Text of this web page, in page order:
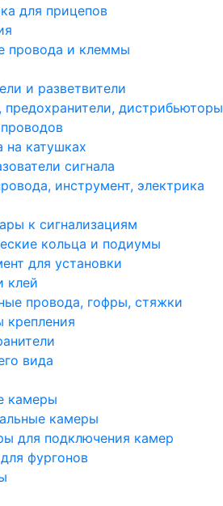
для прицепов
провода и клеммы
и разветвители
дистрибьюторы
на катушках
сигнала
инструмент, электрика
к сигнализациям
кольца и подиумы
для установки
клей
провода, гофры, стяжки
крепления
вида
камеры
камеры
для подключения камер
фургонов